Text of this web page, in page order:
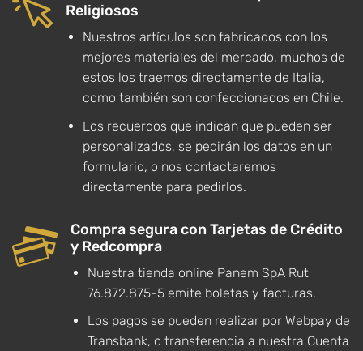
Religiosos
Nuestros artículos son fabricados con los
mejores materiales del mercado, muchos de
estos los traemos directamente de Italia,
como también son confeccionados en Chile.
Los recuerdos que indican que pueden ser
personalizados, se pedirán los datos en un
formulario, o nos contactaremos
directamente para pedirlos.
Compra segura con Tarjetas de Crédito
y Redcompra
Nuestra tienda online Panem SpA Rut
76.872.875-5 emite boletas y facturas.
Los pagos se pueden realizar por Webpay de
Transbank, o transferencia a nuestra Cuenta